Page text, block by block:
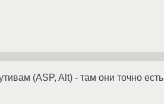
(ASP, Alt) - там они точно есть